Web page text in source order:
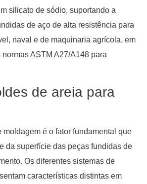
silicato de sódio, suportando a
de aço de alta resistência para
naval e de maquinaria agrícola, em
ASTM A27/A148 para
de areia para
moldagem é o fator fundamental que
da superfície das peças fundidas de
Os diferentes sistemas de
características distintas em